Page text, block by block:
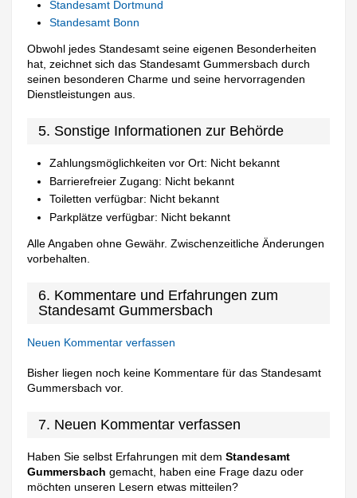
Standesamt Dortmund
Standesamt Bonn
Obwohl jedes Standesamt seine eigenen Besonderheiten
hat, zeichnet sich das Standesamt Gummersbach durch
seinen besonderen Charme und seine hervorragenden
Dienstleistungen aus.
5. Sonstige Informationen zur Behörde
Zahlungsmöglichkeiten vor Ort: Nicht bekannt
Barrierefreier Zugang: Nicht bekannt
Toiletten verfügbar: Nicht bekannt
Parkplätze verfügbar: Nicht bekannt
Alle Angaben ohne Gewähr. Zwischenzeitliche Änderungen
vorbehalten.
6. Kommentare und Erfahrungen zum
Standesamt Gummersbach
Neuen Kommentar verfassen
Bisher liegen noch keine Kommentare für das Standesamt
Gummersbach vor.
7. Neuen Kommentar verfassen
Haben Sie selbst Erfahrungen mit demStandesamt
Gummersbach gemacht, haben eine Frage dazu oder
möchten unseren Lesern etwas mitteilen?